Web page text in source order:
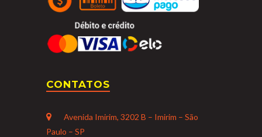
CONTATOS
Avenida Imirim, 3202 B – Imirim – São
Paulo – SP